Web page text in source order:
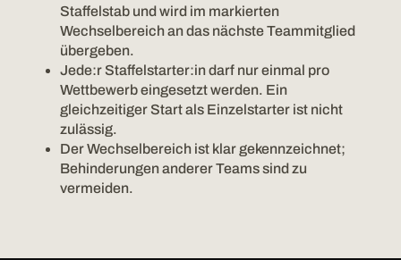
Staffelstab und wird im markierten
Wechselbereich an das nächste Teammitglied
übergeben.
Jede:r Staffelstarter:in darf nur einmal pro
Wettbewerb eingesetzt werden. Ein
gleichzeitiger Start als Einzelstarter ist nicht
zulässig.
Der Wechselbereich ist klar gekennzeichnet;
Behinderungen anderer Teams sind zu
vermeiden.